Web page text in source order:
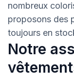
nombreux
proposons des
toujours en
Notre